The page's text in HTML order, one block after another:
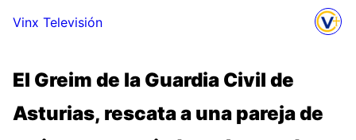
Vinx Televisión
El Greim de la Guardia Civil de
Asturias, rescata a una pareja de